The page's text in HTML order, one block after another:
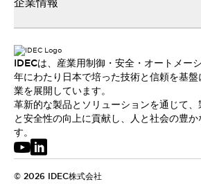
IDECは、産業用制御・安全・オートメー
年にわたり日本で培った技術と信頼を基盤
業を展開しています。
革新的な製品とソリューションを通じて、
と安全性の向上に貢献し、人と社会の豊か
す。
© 2026 IDEC株式会社